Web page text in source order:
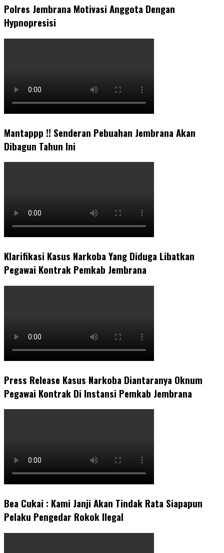
Polres Jembrana Motivasi Anggota Dengan
Hypnopresisi
Mantappp !! Senderan Pebuahan Jembrana Akan
Dibagun Tahun Ini
Klarifikasi Kasus Narkoba Yang Diduga Libatkan
Pegawai Kontrak Pemkab Jembrana
Press Release Kasus Narkoba Diantaranya Oknum
Pegawai Kontrak Di Instansi Pemkab Jembrana
Bea Cukai : Kami Janji Akan Tindak Rata Siapapun
Pelaku Pengedar Rokok Ilegal